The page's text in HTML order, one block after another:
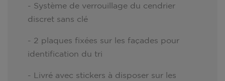
- Système de verrouillage du cendrier
discret sans clé
- 2 plaques fixées sur les façades pour
identification du tri
- Livré avec stickers à disposer sur les